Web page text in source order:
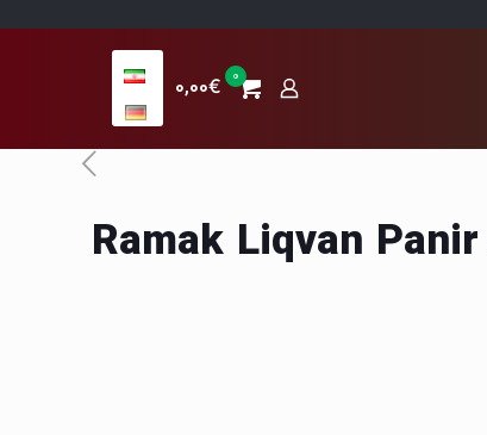
0
0,00€
پنیر لیقوان رامک Ramak Liqvan Panir